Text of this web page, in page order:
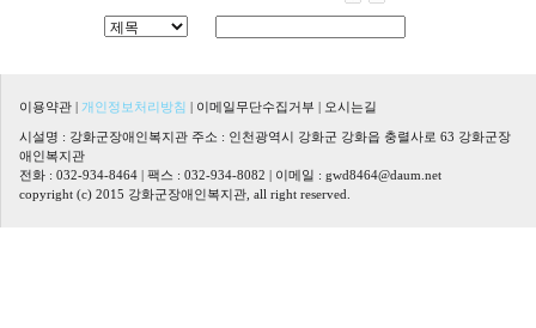
이용약관 | 개인정보처리방침 | 이메일무단수집거부 | 오시는길
시설명 : 강화군장애인복지관 주소 : 인천광역시 강화군 강화읍 충렬사로 63 강화군장
애인복지관
전화 : 032-934-8464 | 팩스 : 032-934-8082 | 이메일 : gwd8464@daum.net
copyright (c) 2015 강화군장애인복지관, all right reserved.